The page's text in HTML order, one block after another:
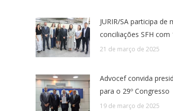
JURIR/SA participa de
conciliações SFH com
21 de março de 2025
Advocef convida
para o 29º Congresso
19 de março de 2025